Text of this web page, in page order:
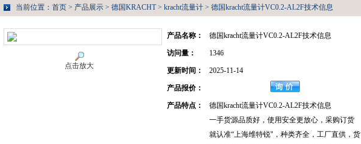
当前位置： 首页 > 产品展示 > 德国KRACHT> kracht流量计 > 德国kracht流量计VC0.2-AL2F技术信息
点击放大
产品名称： 德国kracht流量计VC0.2-AL2F技术信息
访问量： 1346
更新时间： 2025-11-14
产品报价：
产品特点：
德国kracht流量计VC0.2-AL2F技术信息
一手货源品质好，使用安全更放心，采购订货
就认准“上海维特锐"，种类齐全，工厂直供，货